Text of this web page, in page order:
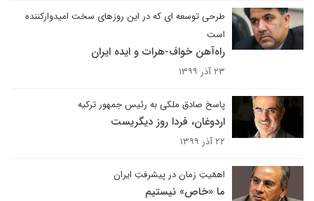
طرحی توسعه ای که در این روزهای سخت امیدوارکننده
است
راه‌آهن خواف-هرات و ایده‌ ایران
۲۳ آذر ۱۳۹۹
پاسخ صادق ملکی به رئیس جمهور ترکیه
اردوغان، فردا روز دیگریست
۲۲ آذر ۱۳۹۹
اهمّیتِ زمان در پیشرفتِ ایران
ما «خاص» نیستیم